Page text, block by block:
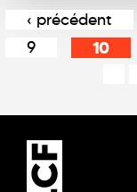
Pages
‹ précédent
9
10